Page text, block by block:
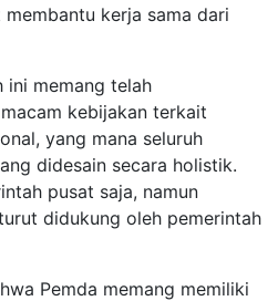
kerja sama dari
ini memang telah
kebijakan terkait
yang mana seluruh
didesain secara holistik.
pusat saja, namun
didukung oleh pemerintah
Pemda memang memiliki